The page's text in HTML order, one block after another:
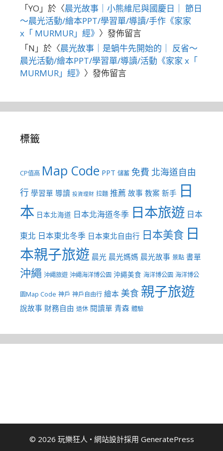
「YO 」於〈晨光故事｜小熊維尼與國慶日｜ 節日
～晨光活動/繪本PPT/學習單/導讀/手作《家家
x「 MURMUR」經》 〉發佈留言
「N 」於〈晨光故事｜是蝸牛先開始的｜ 反省～
晨光活動/繪本PPT/學習單/導讀/活動《家家 x「
MURMUR」經》 〉發佈留言
標籤
CP值高 Map Code PPT 儲蓄 免費 北海道自由
行 學習單 導讀 投資理財 拉麵 推薦 故事 教案 新手 日
本 日本北海道 日本北海道冬季 日本旅遊 日本
東北 日本東北冬季 日本東北自由行 日本美食 日
本親子旅遊 晨光 晨光媽媽 晨光故事 景點 書單
沖繩 沖繩旅遊 沖繩海洋博公園 沖繩美食 海洋博公園 海洋博公
園Map Code 神戶 神戶自由行 繪本 美食 親子旅遊
說故事 財務自由 退休 閱讀單 青森 體驗
© 2026 玩樂狂人 • 網站設計採用 GeneratePress